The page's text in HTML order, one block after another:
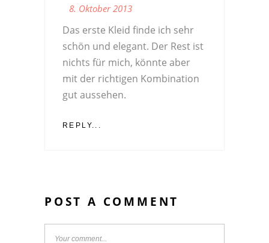
8. Oktober 2013
Das erste Kleid finde ich sehr
schön und elegant. Der Rest ist
nichts für mich, könnte aber
mit der richtigen Kombination
gut aussehen.
REPLY...
POST A COMMENT